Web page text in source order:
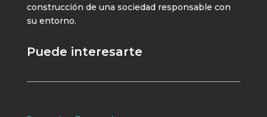
construcción de una sociedad responsable con
su entorno.
Puede interesarte